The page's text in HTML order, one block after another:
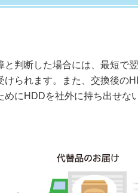
判断した場合には、最短で
られます。また、交換後の
にHDDを社外に持ち出せな